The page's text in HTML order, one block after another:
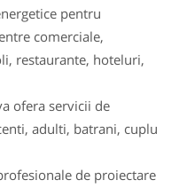
pentru
comerciale,
restaurante, hoteluri,
ofera servicii de
adulti, batrani, cuplu
de proiectare